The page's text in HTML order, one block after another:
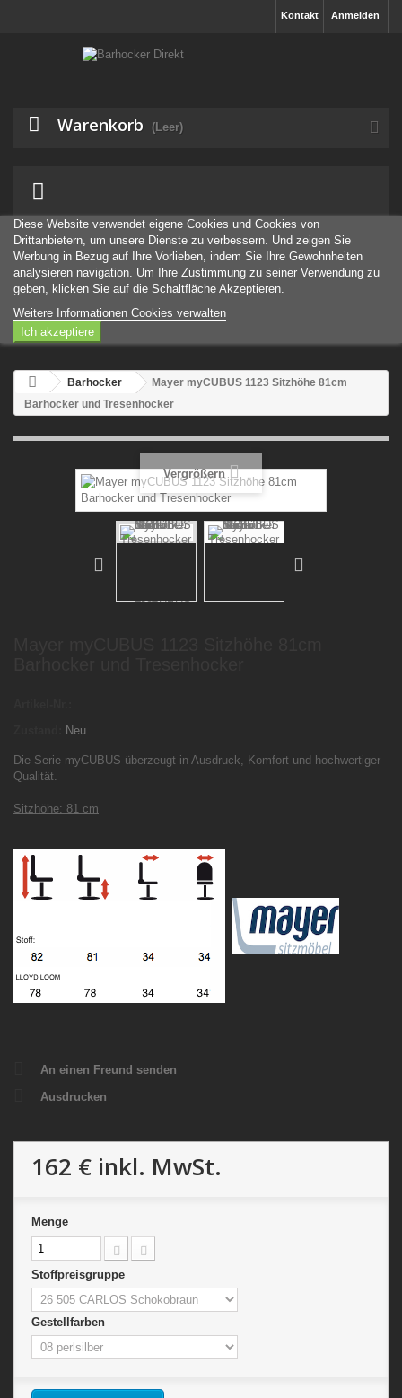
Anmelden
Kontakt
Warenkorb (Leer)
Diese Website verwendet eigene Cookies und Cookies von
Drittanbietern, um unsere Dienste zu verbessern. Und zeigen Sie
Werbung in Bezug auf Ihre Vorlieben, indem Sie Ihre Gewohnheiten
analysieren navigation. Um Ihre Zustimmung zu seiner Verwendung zu
geben, klicken Sie auf die Schaltfläche Akzeptieren.
Weitere Informationen Cookies verwalten
Ich akzeptiere
Barhocker
Mayer myCUBUS 1123 Sitzhöhe 81cm
Barhocker und Tresenhocker
Vergrößern
Neu
Die Serie myCUBUS überzeugt in Ausdruck, Komfort und hochwertiger
Qualität.
Sitzhöhe: 81 cm
An einen Freund senden
Ausdrucken
162 € inkl. MwSt.
Menge
Stoffpreisgruppe
Gestellfarben